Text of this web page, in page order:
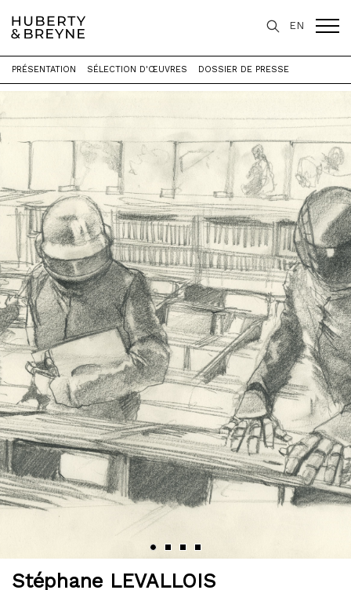
EN
Accueil > Expositions > Monograms
Stéphane LEVALLOIS
PRÉSENTATION SÉLECTION D'ŒUVRES DOSSIER DE PRESSE